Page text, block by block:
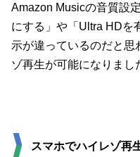
Amazon Musicの音質設
にする」や「Ultra HDを
示が違っているのだと思
ゾ再生が可能になりまし
スマホでハイレゾ再